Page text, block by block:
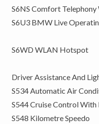
S6NS Comfort Telephony
S6U3 BMW Live
S6WD WLAN Hotspot
Driver Assistance And
S534 Automatic Air
S544 Cruise Control
S548 Kilometre Speedo